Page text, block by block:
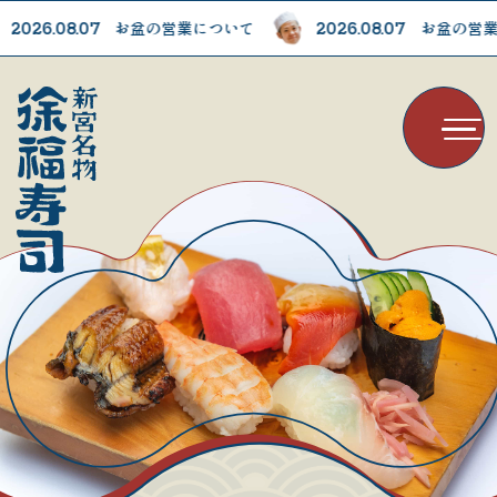
お盆の営業について 2026.08.07 お盆の営業